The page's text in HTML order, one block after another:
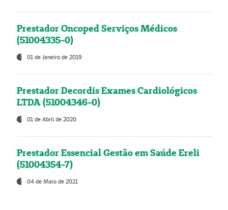
Prestador Oncoped Serviços Médicos
(51004335-0)
01 de Janeiro de 2019
Prestador Decordis Exames Cardiológicos
LTDA (51004346-0)
01 de Abril de 2020
Prestador Essencial Gestão em Saúde Ereli
(51004354-7)
04 de Maio de 2021